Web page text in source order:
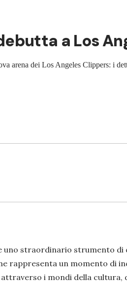
a Los
arena dei Los Angeles Clippers: i
straordinario strumento di
rappresenta un momento di
i mondi della cultura,